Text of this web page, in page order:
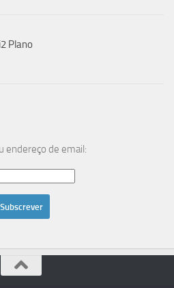
Plano
endereço de email: